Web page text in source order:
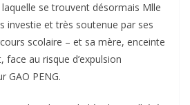
se trouvent désormais Mlle
investie et très soutenue par ses
scolaire – et sa mère, enceinte
face au risque d’expulsion
GAO PENG.